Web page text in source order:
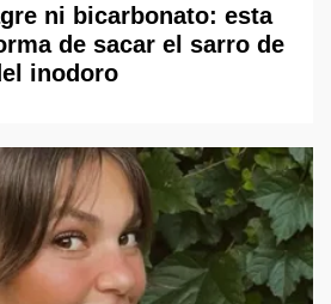
ni bicarbonato: esta
de sacar el sarro de
inodoro